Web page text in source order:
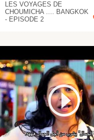
LES VOYAGES DE
CHOUMICHA …. BANGKOK
- EPISODE 2